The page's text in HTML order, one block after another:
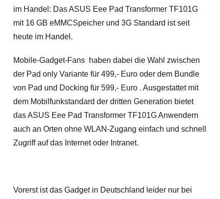
im Handel: Das ASUS Eee Pad Transformer TF101G
mit 16 GB eMMCSpeicher und 3G Standard ist seit
heute im Handel.
Mobile-Gadget-Fans haben dabei die Wahl zwischen
der Pad only Variante für 499,- Euro oder dem Bundle
von Pad und Docking für 599,- Euro . Ausgestattet mit
dem Mobilfunkstandard der dritten Generation bietet
das ASUS Eee Pad Transformer TF101G Anwendern
auch an Orten ohne WLAN-Zugang einfach und schnell
Zugriff auf das Internet oder Intranet.
Vorerst ist das Gadget in Deutschland leider nur bei